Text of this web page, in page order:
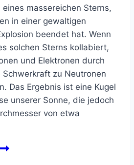
massereichen Sterns,
in einer gewaltigen
beendet hat. Wenn
solchen Sterns kollabiert,
und Elektronen durch
Schwerkraft zu Neutronen
Das Ergebnis ist eine Kugel
unserer Sonne, die jedoch
von etwa